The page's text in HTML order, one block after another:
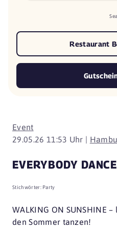
Event
29.05.26 11:53 Uhr |
EVERYBODY
Stichwörter: Party
WALKING ON SUNSHINE
den Sommer tanzen!
Restaurant